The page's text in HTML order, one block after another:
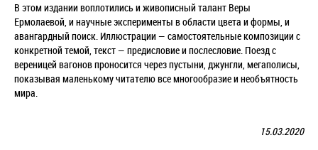
В этом издании воплотились и живописный талант Веры
Ермолаевой, и научные эксперименты в области цвета и формы, и
авангардный поиск. Иллюстрации — самостоятельные композиции с
конкретной темой, текст — предисловие и послесловие. Поезд с
вереницей вагонов проносится через пустыни, джунгли, мегаполисы,
показывая маленькому читателю все многообразие и необъятность
мира.
15.03.2020